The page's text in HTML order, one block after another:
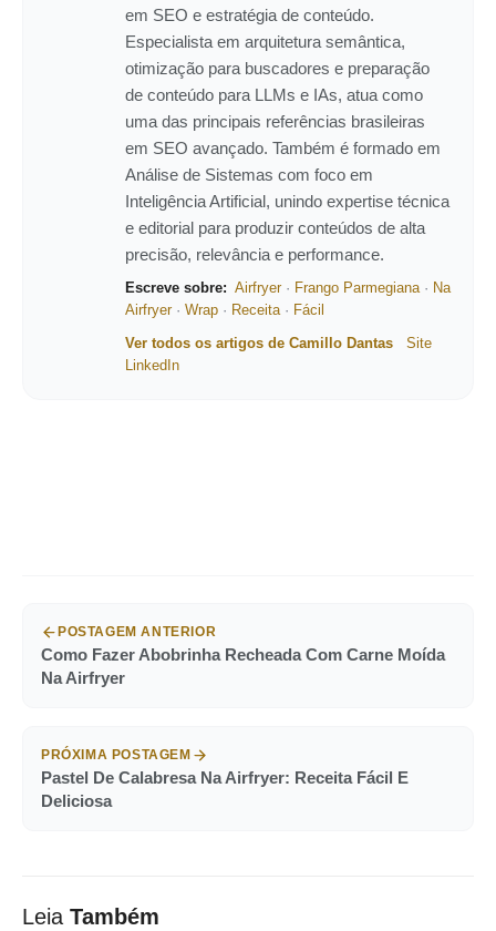
em SEO e estratégia de conteúdo.
Especialista em arquitetura semântica,
otimização para buscadores e preparação
de conteúdo para LLMs e IAs, atua como
uma das principais referências brasileiras
em SEO avançado. Também é formado em
Análise de Sistemas com foco em
Inteligência Artificial, unindo expertise técnica
e editorial para produzir conteúdos de alta
precisão, relevância e performance.
Escreve sobre: Airfryer· Frango Parmegiana· Na
Airfryer· Wrap · Receita· Fácil
Ver todos os artigos de Camillo Dantas
Site
LinkedIn
POSTAGEM ANTERIOR
Como Fazer Abobrinha Recheada Com Carne Moída
Na Airfryer
PRÓXIMA POSTAGEM
Pastel De Calabresa Na Airfryer: Receita Fácil E
Deliciosa
Leia Também